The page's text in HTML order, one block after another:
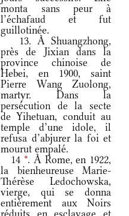
monta sans peur à
l’échafaud et fut
guillotinée.
13. À Shuangzhong,
près de Jixian dans la
province chinoise de
Hebei, en 1900, saint
Pierre Wang Zuolong,
martyr. Dans la
persécution de la secte
de Yihetuan, conduit au
temple d’une idole, il
refusa d’abjurer la foi et
mourut empalé.
14 *. À Rome, en 1922,
la bienheureuse Marie-
Thérèse Ledochowska,
vierge, qui se donna
entièrement aux Noirs